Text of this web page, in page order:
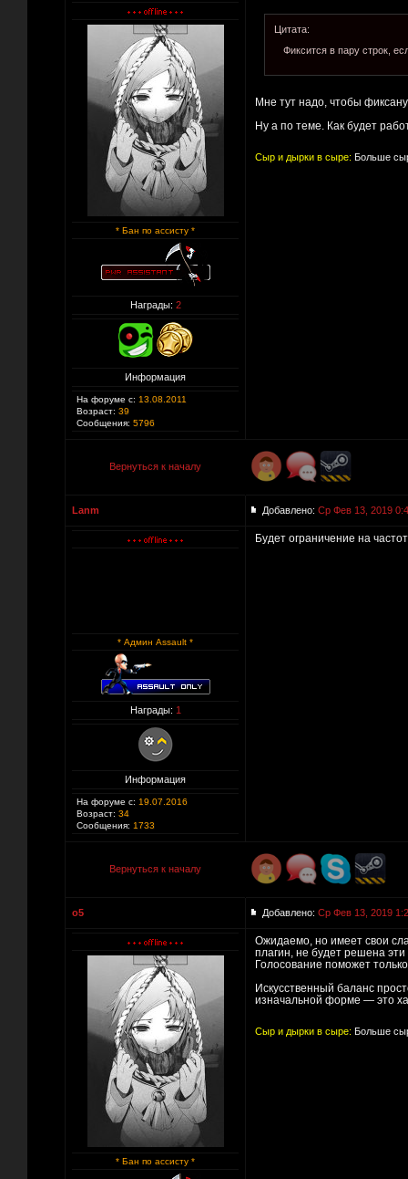
* Бан по ассисту *
Награды: 2
Информация
На форуме с: 13.08.2011
Возраст: 39
Сообщения: 5796
Цитата:
Фиксится в пару строк,
Мне тут надо, чтобы
Ну а по теме. Как будет
Сыр и дырки в сыре: Больше
Вернуться к началу
Lanm Добавлено: Ср Фев 13, 2019
* Админ Assault *
Награды: 1
Информация
На форуме с: 19.07.2016
Возраст: 34
Сообщения: 1733
Будет ограничение на
Вернуться к началу
o5 Добавлено: Ср Фев 13, 2019
* Бан по ассисту *
Ожидаемо, но имеет свои
плагин, не будет решена
Голосование поможет
Искусственный баланс
изначальной форме — это
Сыр и дырки в сыре: Больше